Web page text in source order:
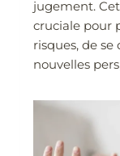
jugement.
cruciale pour
risques, de
nouvelles